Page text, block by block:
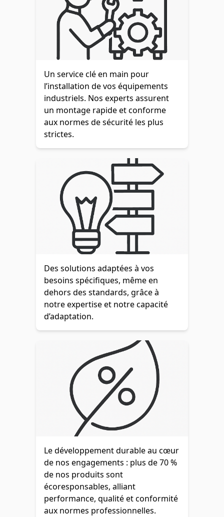
Un service clé en main pour
l’installation de vos équipements
industriels. Nos experts assurent
un montage rapide et conforme
aux normes de sécurité les plus
strictes.
Des solutions adaptées à vos
besoins spécifiques, même en
dehors des standards, grâce à
notre expertise et notre capacité
d’adaptation.
Le développement durable au cœur
de nos engagements : plus de 70 %
de nos produits sont
écoresponsables, alliant
performance, qualité et conformité
aux normes professionnelles.